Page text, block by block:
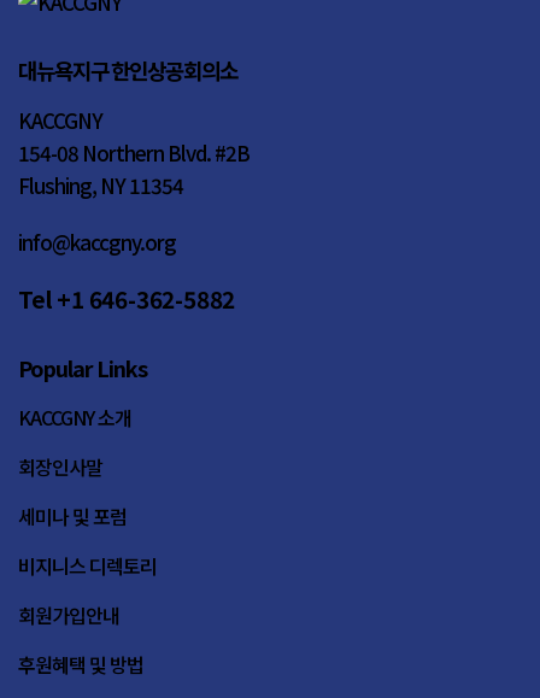
대뉴욕지구 한인상공회의소
KACCGNY
154-08 Northern Blvd. #2B
Flushing, NY 11354
info@kaccgny.org
Tel +1 646-362-5882
Popular Links
KACCGNY 소개
회장인사말
세미나 및 포럼
비지니스 디렉토리
회원가입안내
후원혜택 및 방법